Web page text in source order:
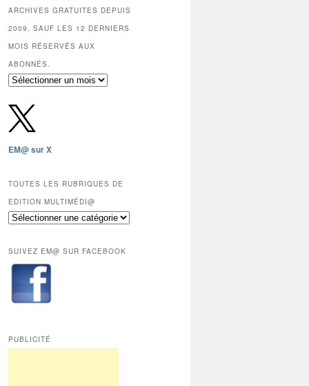
ARCHIVES GRATUITES DEPUIS
2009, SAUF LES 12 DERNIERS
MOIS RÉSERVÉS AUX
ABONNÉS.
Archives
depuis
2009,
sauf
les
mois
réservés
aux
abonnés.
EM@ sur X
TOUTES LES RUBRIQUES DE
EDITION MULTIMÉDI@
Toutes
de
Edition
Multimédi@
SUIVEZ EM@ SUR FACEBOOK
PUBLICITÉ